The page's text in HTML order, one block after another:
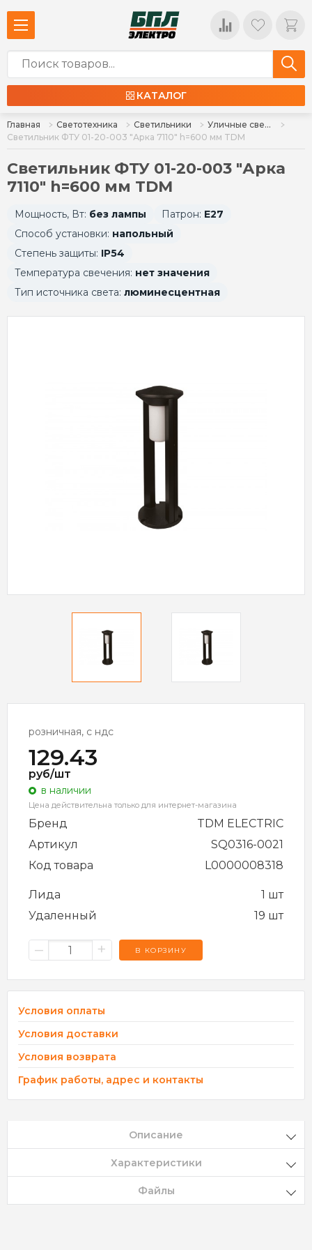
КАТАЛОГ
Главная Светотехника Светильники
Уличные светильники
Светильник ФТУ 01-20-003 "Арка 7110" h=600 мм TDM
Светильник ФТУ 01-20-003 "Арка
7110" h=600 мм TDM
Мощность, Вт: без лампы Патрон: E27
Способ установки: напольный
Степень защиты: IP54
Температура свечения: нет значения
Тип источника света: люминесцентная
розничная, с ндс
129.43
руб/шт
в наличии
Цена действительна только для интернет-магазина
Бренд
TDM ELECTRIC
Артикул
SQ0316-0021
Код товара
L0000008318
Лида
1 шт
Удаленный
19 шт
– + В КОРЗИНУ
Условия оплаты
Условия доставки
Условия возврата
График работы, адрес и контакты
Описание
Характеристики
Файлы